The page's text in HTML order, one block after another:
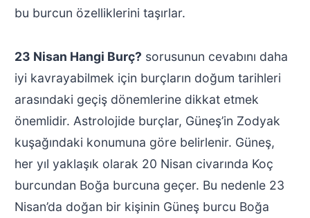
bu burcun özelliklerini taşırlar.
23 Nisan Hangi Burç? sorusunun cevabını daha
iyi kavrayabilmek için burçların doğum tarihleri
arasındaki geçiş dönemlerine dikkat etmek
önemlidir. Astrolojide burçlar, Güneş’in Zodyak
kuşağındaki konumuna göre belirlenir. Güneş,
her yıl yaklaşık olarak 20 Nisan civarında Koç
burcundan Boğa burcuna geçer. Bu nedenle 23
Nisan’da doğan bir kişinin Güneş burcu Boğa